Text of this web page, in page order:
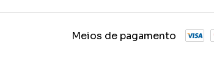
Meios de pagamento